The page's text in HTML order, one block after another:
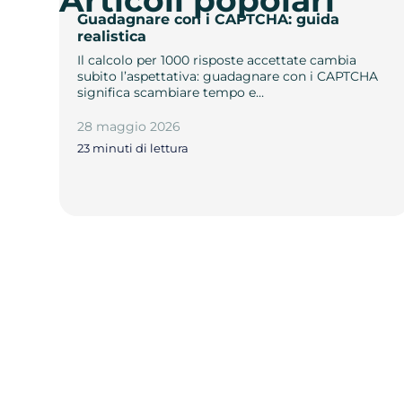
Guadagnare con i CAPTCHA: guida
realistica
Il calcolo per 1000 risposte accettate cambia
subito l’aspettativa: guadagnare con i CAPTCHA
significa scambiare tempo e…
28 maggio 2026
23 minuti di lettura